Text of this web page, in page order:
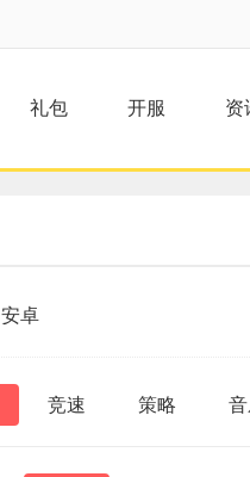
礼包 开服 资
安卓
竞速 策略